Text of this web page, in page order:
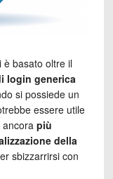
è basato oltre il
login generica
si possiede un
essere utile
più
della
sbizzarrirsi con